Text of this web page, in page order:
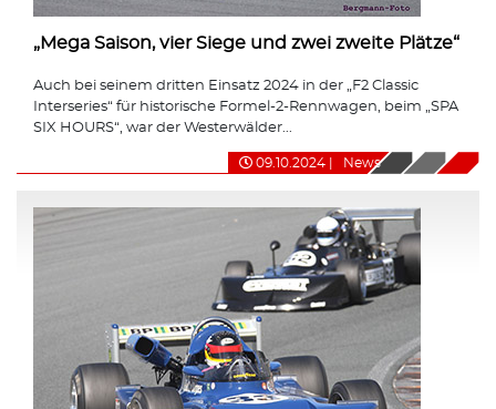
„Mega Saison, vier Siege und zwei zweite Plätze“
Auch bei seinem dritten Einsatz 2024 in der „F2 Classic
Interseries“ für historische Formel-2-Rennwagen, beim „SPA
SIX HOURS“, war der Westerwälder...
09.10.2024 News